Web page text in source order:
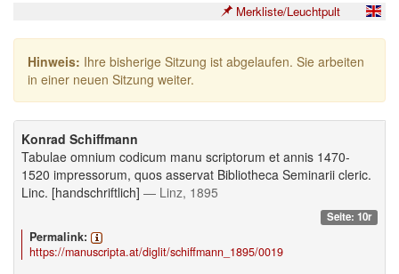
Merkliste/Leuchtpult
Hinweis: Ihre bisherige Sitzung ist abgelaufen. Sie arbeiten
in einer neuen Sitzung weiter.
Konrad Schiffmann
Tabulae omnium codicum manu scriptorum et annis 1470-
1520 impressorum, quos asservat Bibliotheca Seminarii cleric.
Linc. [handschriftlich] — Linz, 1895
Seite: 10r
Permalink:
https://manuscripta.at/diglit/schiffmann_1895/0019